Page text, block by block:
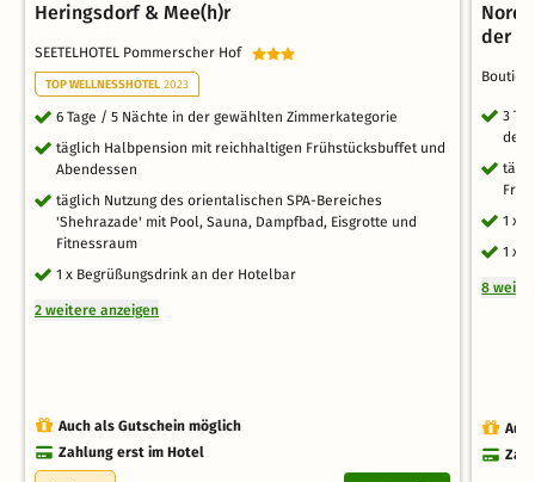
Heringsdorf & Mee(h)r
SEETELHOTEL Pommerscher Hof
TOP WELLNESSHOTEL 2023
6 Tage / 5 Nächte in der gewählten Zimmerkategorie
täglich Halbpension mit reichhaltigen Frühstücksbuffet und
Abendessen
täglich Nutzung des orientalischen SPA-Bereiches
'Shehrazade' mit Pool, Sauna, Dampfbad, Eisgrotte und
Fitnessraum
1 x Begrüßungsdrink an der Hotelbar
2 weitere anzeigen
Auch als Gutschein möglich
Zahlung erst im Hotel
der
3
des
1 x
1 x
8